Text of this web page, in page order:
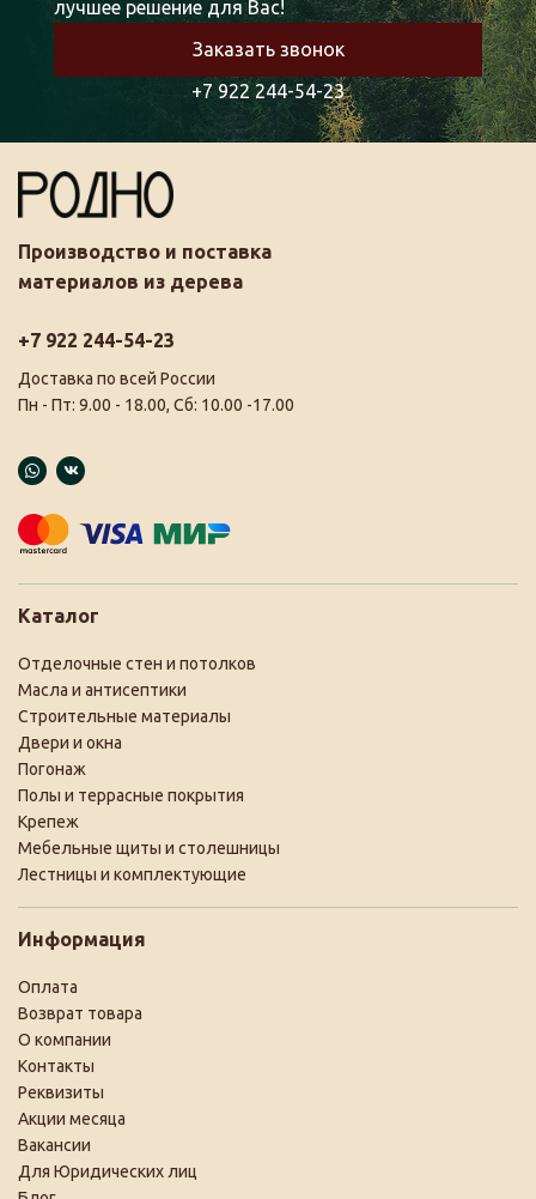
лучшее решение для Вас!
Заказать звонок
+7 922 244-54-23
Производство и поставка
материалов из дерева
+7 922 244-54-23
Доставка по всей России
Пн - Пт: 9.00 - 18.00, Сб: 10.00 -17.00
Каталог
Отделочные стен и потолков
Масла и антисептики
Строительные материалы
Двери и окна
Погонаж
Полы и террасные покрытия
Крепеж
Мебельные щиты и столешницы
Лестницы и комплектующие
Информация
Оплата
Возврат товара
О компании
Контакты
Реквизиты
Акции месяца
Вакансии
Для Юридических лиц